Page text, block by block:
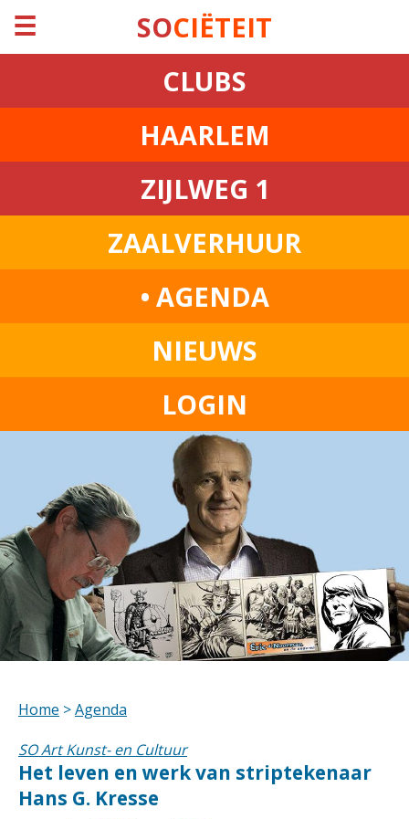
☰ SOCIËTEIT
CLUBS
HAARLEM
ZIJLWEG 1
ZAALVERHUUR
• AGENDA
NIEUWS
LOGIN
Home >Agenda
SO Art Kunst- en Cultuur
Het leven en werk van striptekenaar
Hans G. Kresse